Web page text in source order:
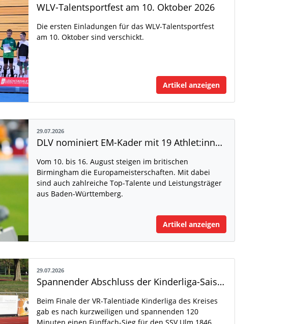
WLV-Talentsportfest am 10. Oktober 2026
Die ersten Einladungen für das WLV-Talentsportfest
am 10. Oktober sind verschickt.
Artikel anzeigen
29.07.2026
DLV nominiert EM-Kader mit 19 Athlet:innen aus Baden-Württemberg
Vom 10. bis 16. August steigen im britischen
Birmingham die Europameisterschaften. Mit dabei
sind auch zahlreiche Top-Talente und Leistungsträger
aus Baden-Württemberg.
Artikel anzeigen
29.07.2026
Spannender Abschluss der Kinderliga-Saison
Beim Finale der VR-Talentiade Kinderliga des Kreises
gab es nach kurzweiligen und spannenden 120